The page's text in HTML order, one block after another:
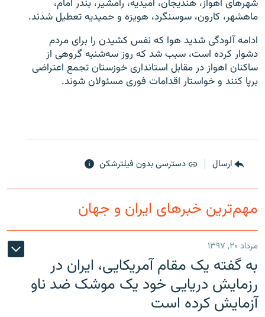
زبان‌های دیگر
شهرهای اهواز، هندیجان، امیدیه، رامشیر، بندر امام،
ماهشهر، کارون، سوسنگرد، هویزه و حمیدیه تعطیل شدند.
ادامه آلودگی شدید هوا که نفس کشیدن را برای مردم
دشوار کرده است، سبب شد که روز سه‌شنبه گروهی از
ساکنان اهواز در مقابل استانداری خوزستان تجمع اعتراضی
برپا کنند و خواستار اقدامات فوری مسئولان شوند.
ارسال دسترسی بدون فیلترشکن
مهم‌ترین خبرهای ایران و جهان
مرداد ۲۰, ۱۳۹۷
به گفته یک مقام آمریکایی، ایران در
رزمایش دریایی خود یک موشک ضد ناو
آزمایش کرده است